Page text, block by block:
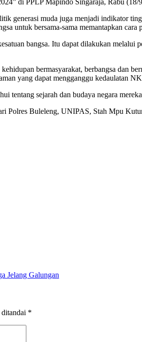
generasi muda juga menjadi indikator
untuk bersama-sama memantapkan
bangsa. Itu dapat dilakukan
bermasyarakat, berbangsa dan
yang dapat mengganggu kedaulatan
tentang sejarah dan budaya negara
Polres Buleleng, UNIPAS, Stah Mpu
Jelang Galungan
*